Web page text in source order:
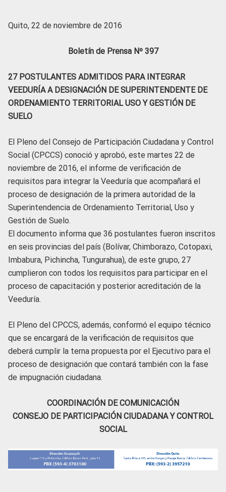
Quito, 22 de noviembre de 2016
Boletín de Prensa Nº 397
27 POSTULANTES ADMITIDOS PARA INTEGRAR
VEEDURÍA A DESIGNACIÓN DE SUPERINTENDENTE DE
ORDENAMIENTO TERRITORIAL USO Y GESTIÓN DE
SUELO
El Pleno del Consejo de Participación Ciudadana y Control
Social (CPCCS) conoció y aprobó, este martes 22 de
noviembre de 2016, el informe de verificación de
requisitos para integrar la Veeduría que acompañará el
proceso de designación de la primera autoridad de la
Superintendencia de Ordenamiento Territorial, Uso y
Gestión de Suelo.
El documento informa que 36 postulantes fueron inscritos
en seis provincias del país (Bolívar, Chimborazo, Cotopaxi,
Imbabura, Pichincha, Tungurahua), de este grupo, 27
cumplieron con todos los requisitos para participar en el
proceso de capacitación y posterior acreditación de la
Veeduría.
El Pleno del CPCCS, además, conformó el equipo técnico
que se encargará de la verificación de requisitos que
deberá cumplir la terna propuesta por el Ejecutivo para el
proceso de designación que contará también con la fase
de impugnación ciudadana.
COORDINACIÓN DE COMUNICACIÓN
CONSEJO DE PARTICIPACIÓN CIUDADANA Y CONTROL
SOCIAL